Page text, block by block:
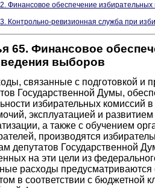
Финансовое обеспечение избирательных
Контрольно-ревизионная служба при
65. Финансовое
выборов
связанные с подготовкой и
Государственной Думы,
избирательных комиссий
эксплуатацией и развитием
а также с обучением
производятся
депутатов Государственной
на эти цели из
расходы
в соответствии с бюджетной